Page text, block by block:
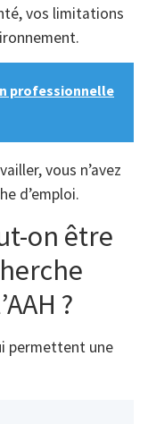
vos limitations
professionnelle
vous n’avez
d’emploi.
on être
?
permettent une